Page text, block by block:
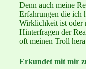
Denn auch meine
Erfahrungen die ich
Wirklichkeit ist oder
Hinterfragen der
oft meinen Troll
Erkundet mit mir